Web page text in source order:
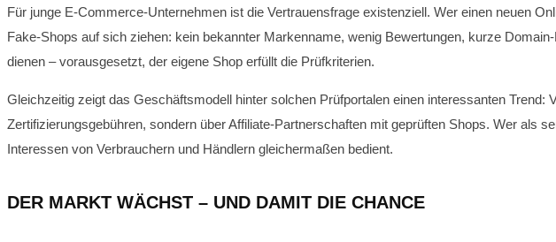
Für junge E-Commerce-Unternehmen ist die Vertrauensfrage existenziell. Wer einen neuen
Fake-Shops auf sich ziehen: kein bekannter Markenname, wenig Bewertungen, kurze
dienen – vorausgesetzt, der eigene Shop erfüllt die Prüfkriterien.
Gleichzeitig zeigt das Geschäftsmodell hinter solchen Prüfportalen einen interessanten
Zertifizierungsgebühren, sondern über Affiliate-Partnerschaften mit geprüften Shops. Wer als
Interessen von Verbrauchern und Händlern gleichermaßen bedient.
DER MARKT WÄCHST – UND DAMIT DIE CHANCE